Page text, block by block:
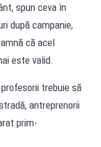
spun ceva în
după campanie,
că acel
este valid.
trebuie să
antreprenorii
prim-